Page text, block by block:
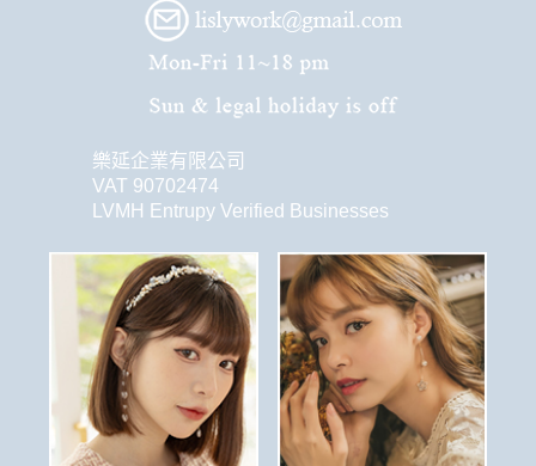
樂延企業有限公司
VAT 90702474
LVMH Entrupy Verified Businesses